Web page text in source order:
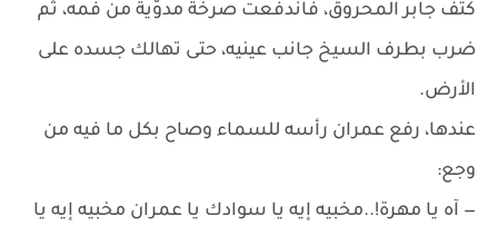
كتف جابر المحروق، فاندفعت صرخة مدوّية من فمه، ثم
ضرب بطرف السيخ جانب عينيه، حتى تهالك جسده على
الأرض.
عندها، رفع عمران رأسه للسماء وصاح بكل ما فيه من
وجع:
— آه يا مهرة!..مخبيه إيه يا سوادك يا عمران مخبيه إيه يا